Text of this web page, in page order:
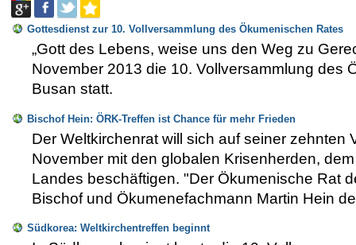
Gottesdienst zur 10. Vollversammlung des Ökumenischen Rates
„Gott des Lebens, weise uns den Weg zu
November 2013 die 10. Vollversammlung des
Busan statt.
Bischof Hein: ÖRK-Treffen ist Chance für mehr Frieden
Der Weltkirchenrat will sich auf seiner
November mit den globalen Krisenherden,
Landes beschäftigen. "Der Ökumenische Rat
Bischof und Ökumenefachmann Martin Hein
Südkorea: Weltkirchentreffen beginnt